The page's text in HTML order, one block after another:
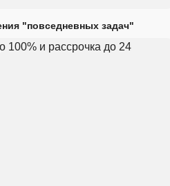
"повседневных задач"